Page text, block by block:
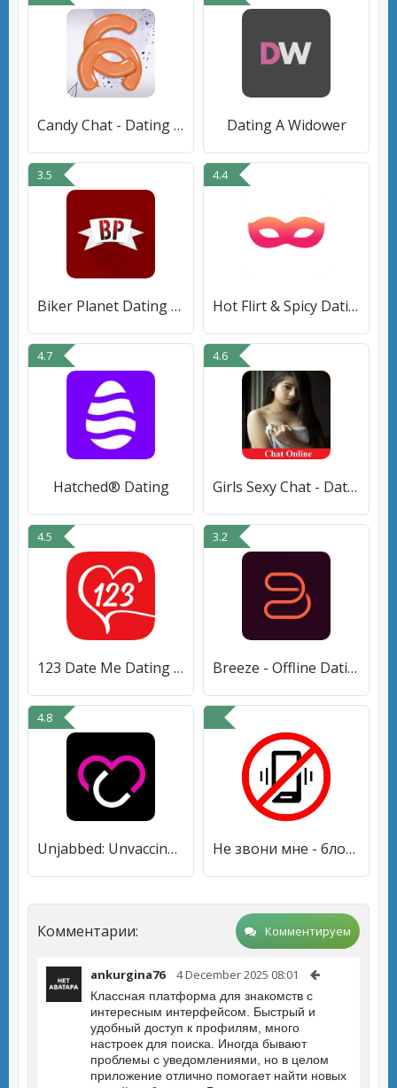
Candy Chat - Dating & Chat Dating A Widower
3.5
Biker Planet Dating App
4.4
Hot Flirt & Spicy Dating
4.7
Hatched® Dating
4.6
Girls Sexy Chat - Dating Batch
4.5
123 Date Me Dating Chat Online
3.2
Breeze - Offline Dating App
4.8
Unjabbed: Unvaccinated Dating Не звони мне - блокиратор звонков
Комментарии: Комментируем
ankurgina76 4 December 2025 08:01
Классная платформа для знакомств с
интересным интерфейсом. Быстрый и
удобный доступ к профилям, много
настроек для поиска. Иногда бывают
проблемы с уведомлениями, но в целом
приложение отлично помогает найти новых